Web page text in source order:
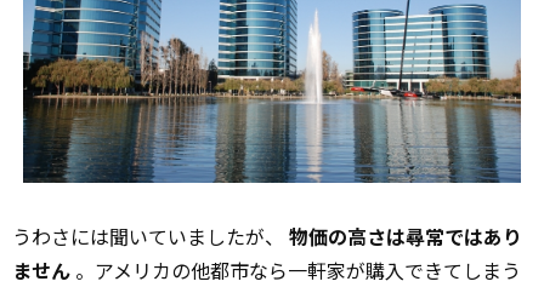
うわさには聞いていましたが、 物価の高さは尋常ではあり
ません 。アメリカの他都市なら一軒家が購入できてしまう